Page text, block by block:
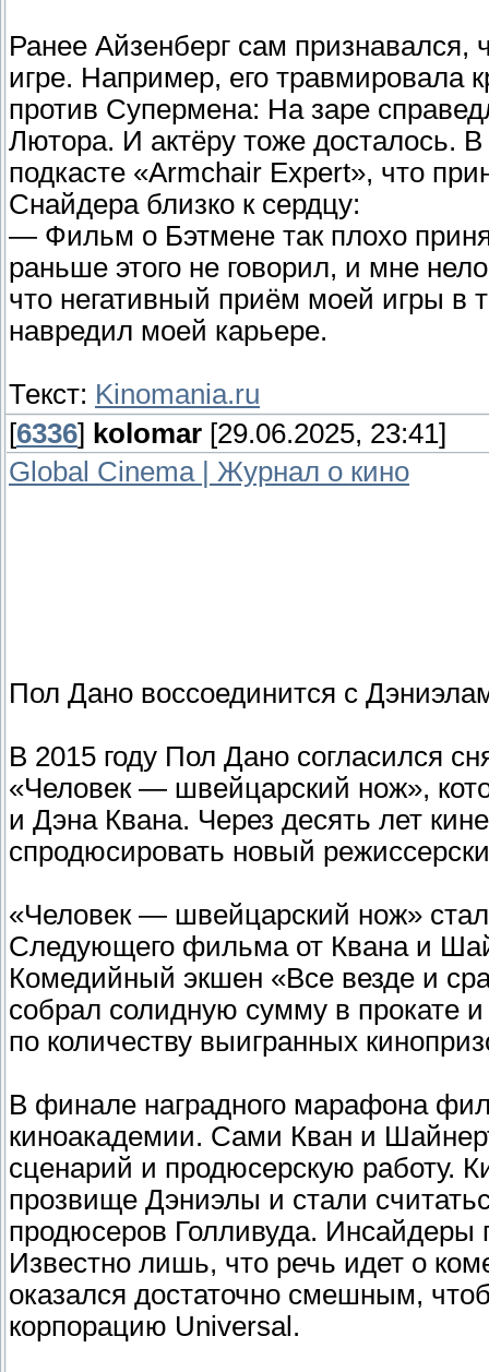
Ранее Айзенберг сам признавался,
игре. Например, его
против Супермена: На заре
Лютора. И актёру тоже досталось.
подкасте «Armchair Expert», что
Снайдера близко к сердцу:
— Фильм о Бэтмене так плохо
раньше этого не говорил, и мне
что негативный приём моей игры в
навредил моей карьере.
Текст: Kinomania.ru
[6336] kolomar [29.06.2025, 23:41]
Global Cinema | Журнал о кино
Пол Дано воссоединится с
В 2015 году Пол Дано согласился
«Человек — швейцарский нож»,
и Дэна Квана. Через десять лет
спродюсировать новый
«Человек — швейцарский нож»
Следующего фильма от Квана и
Комедийный экшен «Все везде и
собрал солидную сумму в прокате
по количеству выигранных
В финале наградного марафона
киноакадемии. Сами Кван и
сценарий и продюсерскую работу.
прозвище Дэниэлы и стали
продюсеров Голливуда.
Известно лишь, что речь идет о
оказался достаточно смешным,
корпорацию Universal.